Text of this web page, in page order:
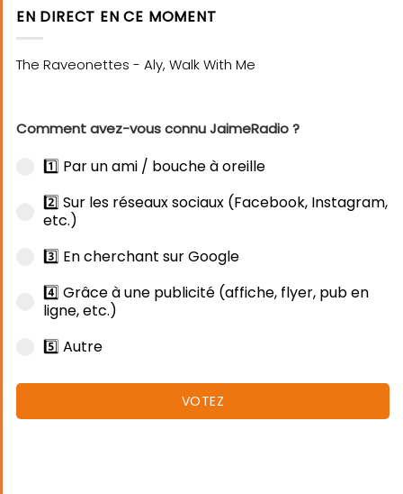
EN DIRECT EN CE MOMENT
Comment avez-vous connu JaimeRadio ?
1️⃣ Par un ami / bouche à oreille
2️⃣ Sur les réseaux sociaux (Facebook, Instagram,
etc.)
3️⃣ En cherchant sur Google
4️⃣ Grâce à une publicité (affiche, flyer, pub en
ligne, etc.)
5️⃣ Autre
VOTEZ